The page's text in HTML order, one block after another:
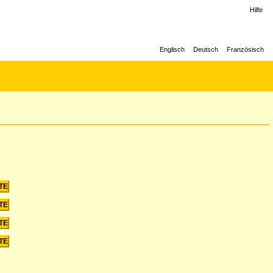
Hilfe
Englisch Deutsch Französisch